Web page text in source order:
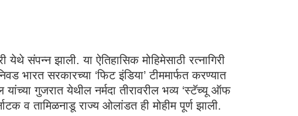
संपन्न झाली. या ऐतिहासिक मोहिमेसाठी रत्नागिरी
भारत सरकारच्या ‘फिट इंडिया’ टीममार्फत करण्यात
गुजरात येथील नर्मदा तीरावरील भव्य ‘स्टॅच्यू ऑफ
व तामिळनाडू राज्य ओलांडत ही मोहीम पूर्ण झाली.